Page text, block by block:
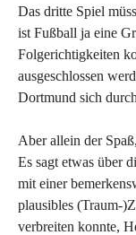
Das dritte Spiel
ist Fußball ja eine
Folgerichtigkeiten
ausgeschlossen
Dortmund sich
Aber allein der
Es sagt etwas über
mit einer
plausibles (Traum-
verbreiten konnte,